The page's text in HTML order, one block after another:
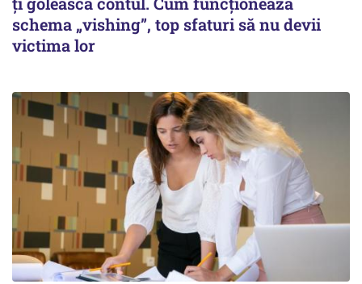
schema „vishing”, top sfaturi să nu devii
victima lor